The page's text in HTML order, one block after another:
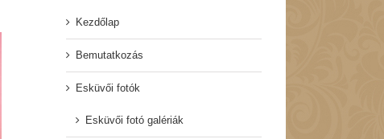
Kezdőlap
Bemutatkozás
Esküvői fotók
Esküvői fotó galériák